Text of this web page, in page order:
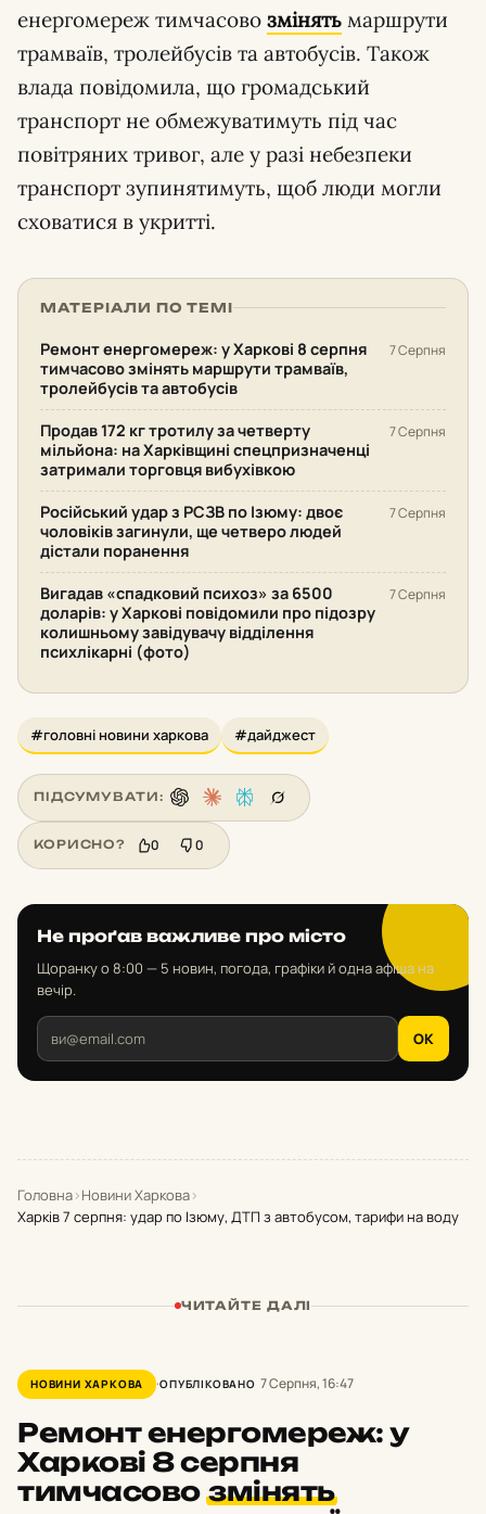
енергомереж тимчасово змінять маршрути
трамваїв, тролейбусів та автобусів. Також
влада повідомила, що громадський
транспорт не обмежуватимуть під час
повітряних тривог, але у разі небезпеки
транспорт зупинятимуть, щоб люди могли
сховатися в укритті.
МАТЕРІАЛИ ПО ТЕМІ
Ремонт енергомереж: у Харкові 8 серпня
тимчасово змінять маршрути трамваїв,
тролейбусів та автобусів
7 Серпня
Продав 172 кг тротилу за четверту
мільйона: на Харківщині спецпризначенці
затримали торговця вибухівкою
7 Серпня
Російський удар з РСЗВ по Ізюму: двоє
чоловіків загинули, ще четверо людей
дістали поранення
7 Серпня
Вигадав «спадковий психоз» за 6500
доларів: у Харкові повідомили про підозру
колишньому завідувачу відділення
психлікарні (фото)
7 Серпня
#головні новини харкова #дайджест
ПІДСУМУВАТИ:
КОРИСНО? 0 0
Не проґав важливе про місто
Щоранку о 8:00 — 5 новин, погода, графіки й одна афіша на
вечір.
OK
Головна›Новини Харкова›
Харків 7 серпня: удар по Ізюму, ДТП з автобусом, тарифи на воду
ЧИТАЙТЕ ДАЛІ
НОВИНИ ХАРКОВА ОПУБЛІКОВАНО 7 Серпня, 16:47
Ремонт енергомереж: у
Харкові 8 серпня
тимчасовозмінять